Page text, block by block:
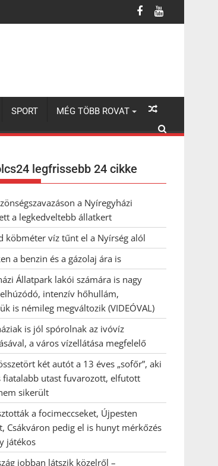
SPORT MÉG TÖBB ROVAT
legfrissebb 24 cikke
a Nyíregyházi
a legkedveltebb állatkert
köbméter víz tűnt el a Nyírség alól
a benzin és a gázolaj ára is
Állatpark lakói számára is nagy
intenzív hőhullám,
is némileg megváltozik (VIDEÓVAL)
is jól spórolnak az ivóvíz
a város vízellátása megfelelő
két autót a 13 éves „sofőr”, aki
fiatalabb utast fuvarozott, elfutott
sikerült
a focimeccseket, Újpesten
Csákváron pedig el is hunyt mérkőzés
játékos
jobban látszik közelről –